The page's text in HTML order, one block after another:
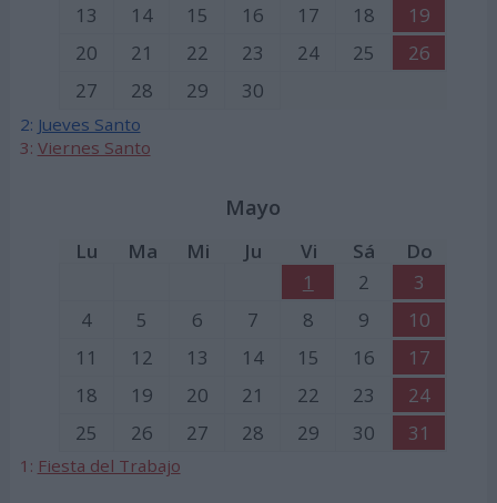
13
14 15 16 17 18
19
20
21 22 23 24 25
26
27
28 29 30
2: Jueves Santo
3: Viernes Santo
Mayo
Lu Ma Mi Ju Vi Sá
Do
1
2
3
4
5 6 7 8 9
10
11
12 13 14 15 16
17
18
19 20 21 22 23
24
25
26 27 28 29 30 31
1: Fiesta del Trabajo